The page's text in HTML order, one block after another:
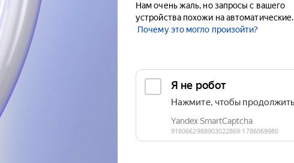
Нам очень жаль, но запросы с вашего
устройства похожи на автоматические.
Почему это могло произойти?